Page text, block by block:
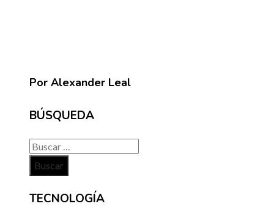
Por Alexander Leal
BÚSQUEDA
Buscar:
TECNOLOGÍA